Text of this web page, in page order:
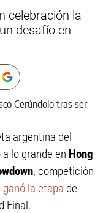
celebración la
desafío en
argentina del
lo grande en Hong
, competición
ganó la etapa de
Final.